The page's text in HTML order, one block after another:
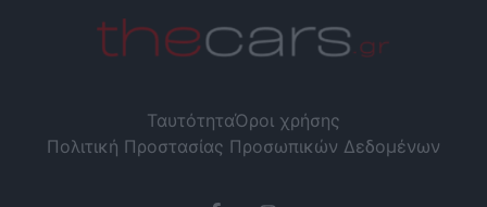
ΤαυτότηταΌροι χρήσης
Πολιτική Προστασίας Προσωπικών Δεδομένων